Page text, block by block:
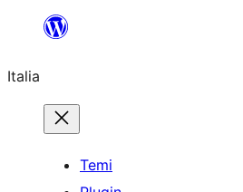
contenuto
Italia
Temi